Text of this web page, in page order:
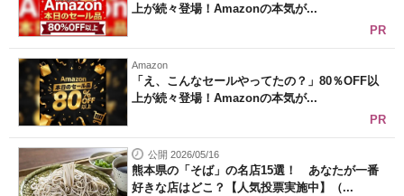
上が続々登場！Amazonの本気が...
PR
Amazon
「え、こんなセールやってたの？」80％OFF以
上が続々登場！Amazonの本気が...
PR
公開 2026/05/16
熊本県の「そば」の名店15選！ あなたが一番
好きな店はどこ？【人気投票実施中】（...